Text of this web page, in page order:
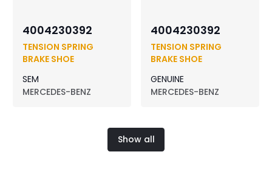
4004230392
TENSION SPRING
BRAKE SHOE
SEM
MERCEDES-BENZ
4004230392
TENSION SPRING
BRAKE SHOE
GENUINE
MERCEDES-BENZ
Show all